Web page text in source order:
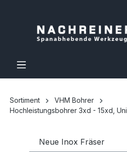
Sortiment
VHM Bohrer
Hochleistungsbohrer 3xd - 15xd, Uni
Neue Inox Fräser